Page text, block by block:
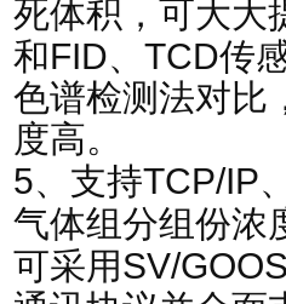
死体积，可大大
和FID、 TCD传
色谱检测法对比
度高。
5、 支持TCP/IP
气体组分组份浓
可采用SV/